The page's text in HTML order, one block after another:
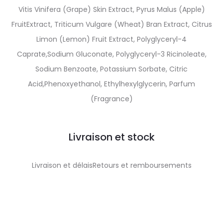
Vitis Vinifera (Grape) Skin Extract, Pyrus Malus (Apple)
FruitExtract, Triticum Vulgare (Wheat) Bran Extract, Citrus
Limon (Lemon) Fruit Extract, Polyglyceryl-4
Caprate,Sodium Gluconate, Polyglyceryl-3 Ricinoleate,
Sodium Benzoate, Potassium Sorbate, Citric
Acid,Phenoxyethanol, Ethylhexylglycerin, Parfum
(Fragrance)
Livraison et stock
Livraison et délaisRetours et remboursements